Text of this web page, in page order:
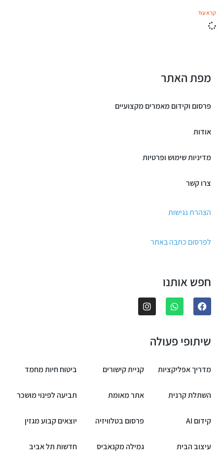
קרא עוד
מפת האתר
פרסום וקידום מאמרים מקצועיים
אודות
מדיניות שימוש ופרטיות
צרו קשר
הצהרת נגישות
לפרסום כתבה באתר
חפש אותנו
שיתופי פעולה
מדריך אפליקציות קניית קישורים ביטוח חיות מחמד
השתלת קרנית אתר מאומת תביעה לפינוי מושכר
קידום AI פרסום בטלוויזיה יוצאים קבוע מגזין
עיצוב הבית גמילה מקנאביס חדשות תל אביב